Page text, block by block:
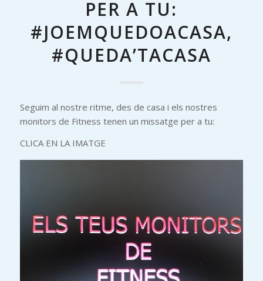
PER A TU:
#JOEMQUEDOACASA,
#QUEDA’TACASA
Seguim al nostre ritme, des de casa i els nostres
monitors de Fitness tenen un missatge per a tu:
CLICA EN LA IMATGE